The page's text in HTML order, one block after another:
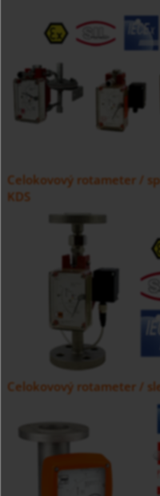
Celokovový rotameter /
KDS
Celokovový rotameter /